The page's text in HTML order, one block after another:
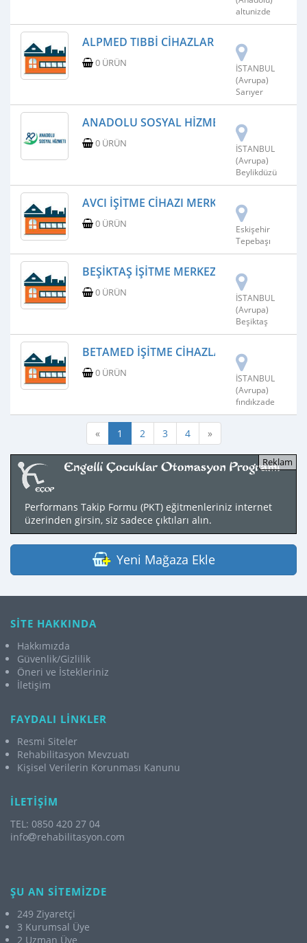
altunizde
ALPMED TIBBI CIHAZLAR SAN VE TIC LTD
0 ÜRÜN
İSTANBUL
(Avrupa)
Sarıyer
ANADOLU SOSYAL HIZMETLER
0 ÜRÜN
İSTANBUL
(Avrupa)
Beylikdüzü
AVCI İŞITME CIHAZI MERKEZI
0 ÜRÜN
Eskişehir
Tepebaşı
BEŞIKTAŞ İŞITME MERKEZI
0 ÜRÜN
İSTANBUL
(Avrupa)
Beşiktaş
BETAMED İŞITME CIHAZLARI
0 ÜRÜN
İSTANBUL
(Avrupa)
fındıkzade
« 1 2 3 4 »
Performans Takip Formu (PKT) eğitmenleriniz internet
üzerinden girsin, siz sadece çıktıları alın.
Yeni Mağaza Ekle
SİTE HAKKINDA
Hakkımızda
Güvenlik/Gizlilik
Öneri ve İstekleriniz
İletişim
FAYDALI LİNKLER
Resmi Siteler
Rehabilitasyon Mevzuatı
Kişisel Verilerin Korunması Kanunu
İLETİŞİM
TEL: 0850 420 27 04
info
rehabilitasyon.com
ŞU AN SİTEMİZDE
249 Ziyaretçi
3 Kurumsal Üye
2 Uzman Üye